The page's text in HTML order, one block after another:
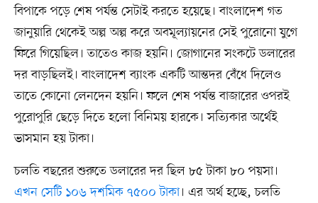
বিপাকে পড়ে শেষ পর্যন্ত সেটাই করতে হয়েছে। বাংলাদেশ গত
জানুয়ারি থেকেই অল্প অল্প করে অবমূল্যায়নের সেই পুরোনো যুগে
ফিরে গিয়েছিল। তাতেও কাজ হয়নি। জোগানের সংকটে ডলারের
দর বাড়ছিলই। বাংলাদেশ ব্যাংক একটি আন্তদর বেঁধে দিলেও
তাতে কোনো লেনদেন হয়নি। ফলে শেষ পর্যন্ত বাজারের ওপরই
পুরোপুরি ছেড়ে দিতে হলো বিনিময় হারকে। সত্যিকার অর্থেই
ভাসমান হয় টাকা।
চলতি বছরের শুরুতে ডলারের দর ছিল ৮৫ টাকা ৮০ পয়সা।
এখন সেটি ১০৬ দশমিক ৭৫০০ টাকা। এর অর্থ হচ্ছে, চলতি